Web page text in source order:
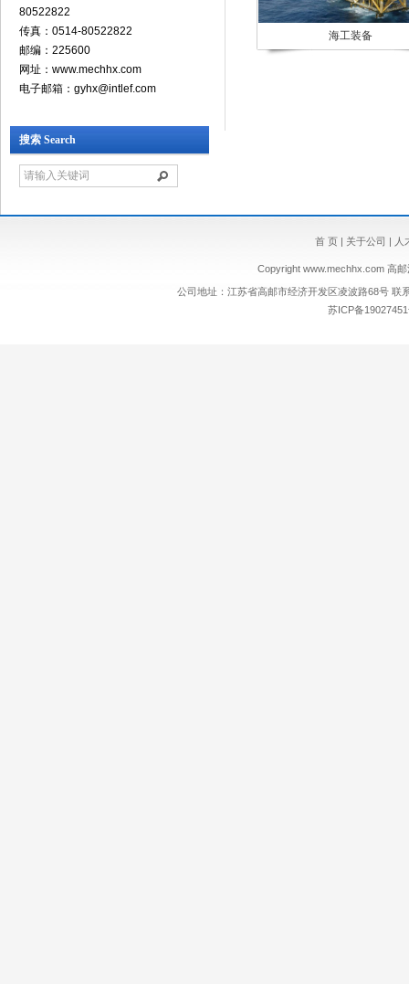
80522822
传真：0514-80522822
邮编：225600
网址：www.mechhx.com
电子邮箱：gyhx@intlef.com
搜索 Search
海工装备
首 页 | 关于公司 | 人
Copyright www.mechhx.com高邮
公司地址：江苏省高邮市经济开发区凌波路68号 联
苏ICP备